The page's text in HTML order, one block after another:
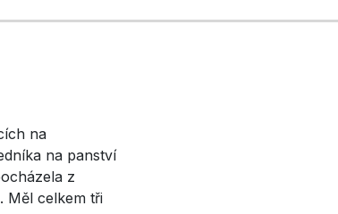
na
na panství
z
Měl celkem tři